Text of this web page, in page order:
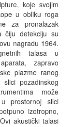
koje svojim
u obliku roga
za pronalazak
čiju detekciju su
nagradu 1964.
talasa u
zapravo
plazme ranog
pozadinskog
može
prostornoj slici
izotropno,
akustički talasi